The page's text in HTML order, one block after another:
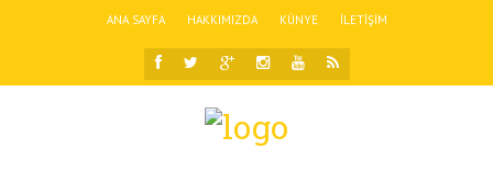
ANA SAYFA HAKKIMIZDA KÜNYE İLETIŞIM